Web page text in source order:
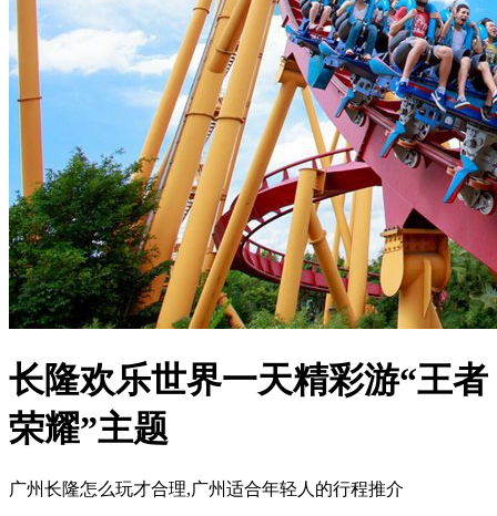
长隆欢乐世界一天精彩游“王者
荣耀”主题
广州长隆怎么玩才合理,广州适合年轻人的行程推介